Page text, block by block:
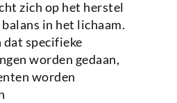
zich op het herstel
in het lichaam.
dat specifieke
worden gedaan,
worden